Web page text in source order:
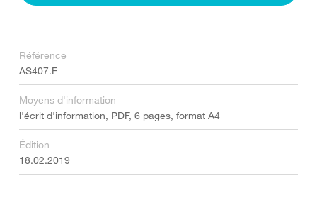
Référence
AS407.F
Moyens d'information
l'écrit d'information, PDF, 6 pages, format A4
Édition
18.02.2019